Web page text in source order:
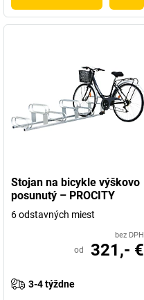
Stojan na bicykle výškovo
posunutý – PROCITY
6 odstavných miest
bez DPH
od 321,- €
3-4 týždne